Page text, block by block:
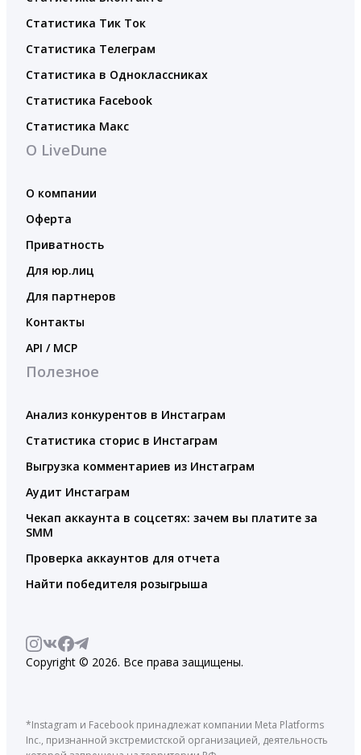
Статистика Тик Ток
Статистика Телеграм
Статистика в Одноклассниках
Статистика Facebook
Статистика Макс
О LiveDune
О компании
Оферта
Приватность
Для юр.лиц
Для партнеров
Контакты
API / MCP
Полезное
Анализ конкурентов в Инстаграм
Статистика сторис в Инстаграм
Выгрузка комментариев из Инстаграм
Аудит Инстаграм
Чекап аккаунта в соцсетях: зачем вы платите за
SMM
Проверка аккаунтов для отчета
Найти победителя розыгрыша
Copyright © 2026. Все права защищены.
*Instagram и Facebook принадлежат компании Meta Platforms
Inc., признанной экстремистской организацией, деятельность